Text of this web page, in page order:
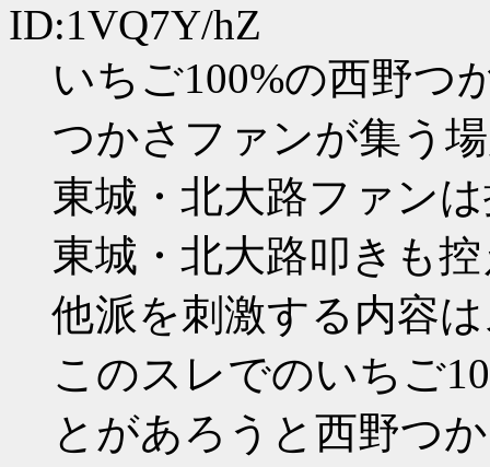
ID:1VQ7Y/hZ
いちご100%の西野つ
つかさファンが集う
東城・北大路ファン
東城・北大路叩きも
他派を刺激する内容
このスレでのいちご
とがあろうと西野つ